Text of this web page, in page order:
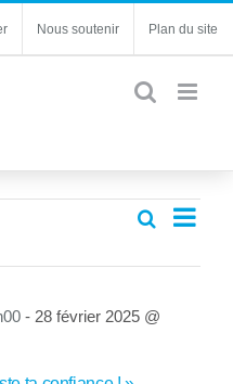
Nous soutenir Plan du site
de
Recherche
vues
Jour
- 28 février 2025 @